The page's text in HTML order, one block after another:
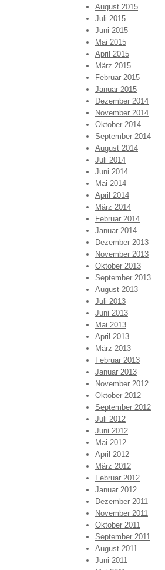
August 2015
Juli 2015
Juni 2015
Mai 2015
April 2015
März 2015
Februar 2015
Januar 2015
Dezember 2014
November 2014
Oktober 2014
September 2014
August 2014
Juli 2014
Juni 2014
Mai 2014
April 2014
März 2014
Februar 2014
Januar 2014
Dezember 2013
November 2013
Oktober 2013
September 2013
August 2013
Juli 2013
Juni 2013
Mai 2013
April 2013
März 2013
Februar 2013
Januar 2013
November 2012
Oktober 2012
September 2012
Juli 2012
Juni 2012
Mai 2012
April 2012
März 2012
Februar 2012
Januar 2012
Dezember 2011
November 2011
Oktober 2011
September 2011
August 2011
Juni 2011